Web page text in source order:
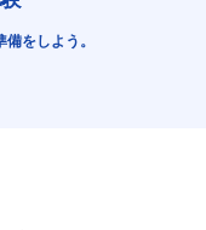
をしよう。